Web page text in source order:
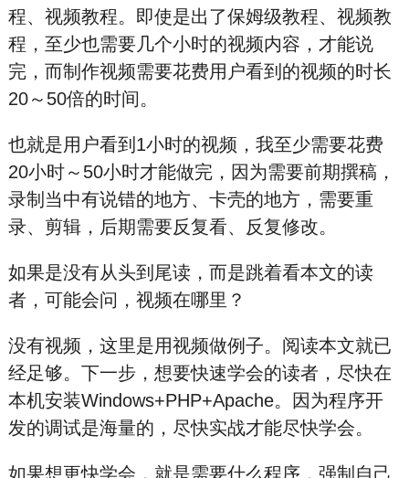
程、视频教程。即使是出了保姆级教程、视频教
程，至少也需要几个小时的视频内容，才能说
完，而制作视频需要花费用户看到的视频的时长
20～50倍的时间。
也就是用户看到1小时的视频，我至少需要花费
20小时～50小时才能做完，因为需要前期撰稿，
录制当中有说错的地方、卡壳的地方，需要重
录、剪辑，后期需要反复看、反复修改。
如果是没有从头到尾读，而是跳着看本文的读
者，可能会问，视频在哪里？
没有视频，这里是用视频做例子。阅读本文就已
经足够。下一步，想要快速学会的读者，尽快在
本机安装Windows+PHP+Apache。因为程序开
发的调试是海量的，尽快实战才能尽快学会。
如果想更快学会，就是需要什么程序，强制自己